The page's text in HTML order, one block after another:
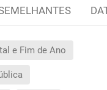
e Fim de Ano